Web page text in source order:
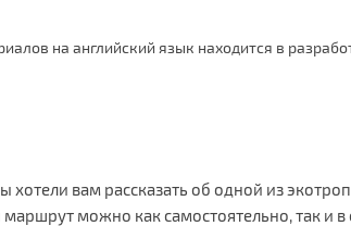
на английский язык находится в
хотели вам рассказать об одной из
маршрут можно как самостоятельно, так и